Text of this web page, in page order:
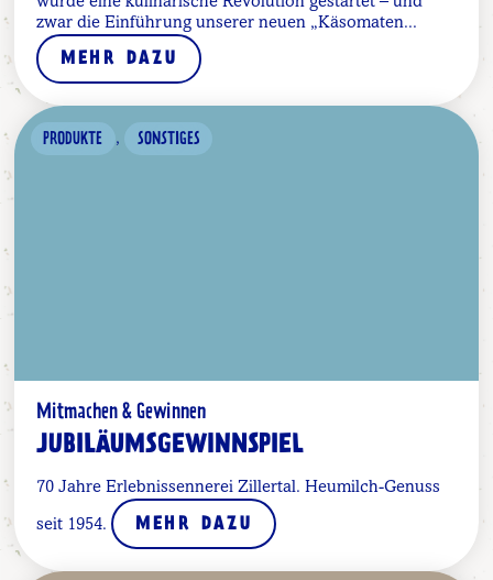
zwar die Einführung unserer neuen „Käsomaten...
MEHR DAZU
PRODUKTE , SONSTIGES
Mitmachen & Gewinnen
JUBILÄUMSGEWINNSPIEL
70 Jahre Erlebnissennerei Zillertal. Heumilch-Genuss
seit 1954. MEHR DAZU